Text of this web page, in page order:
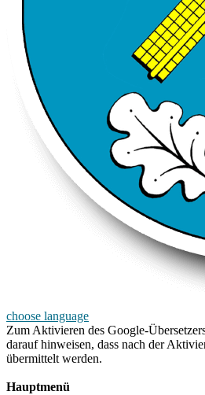
choose language
Zum Aktivieren des Google-
darauf hinweisen, dass nach der
übermittelt werden.
Hauptmenü